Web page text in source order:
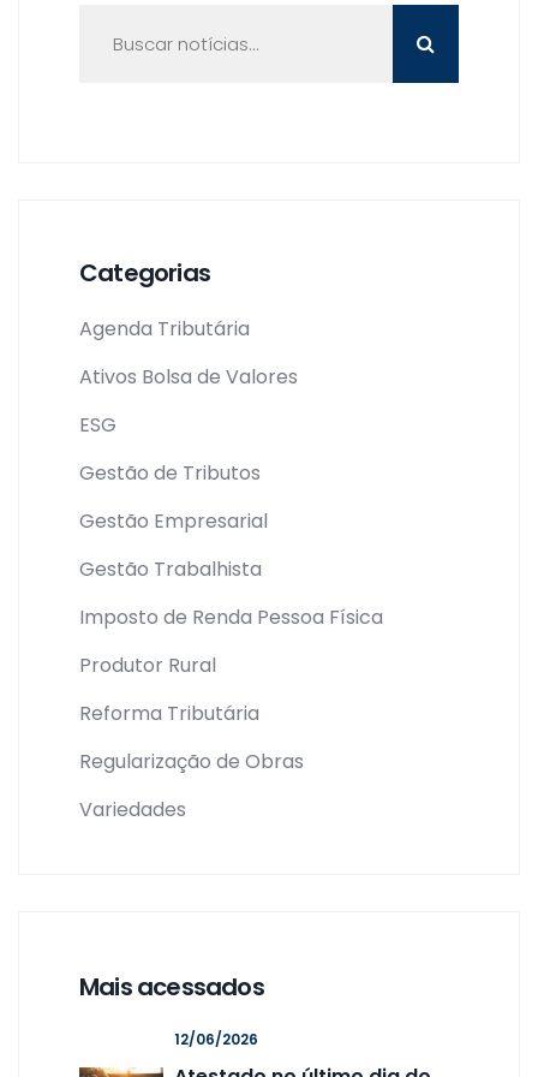
Categorias
Agenda Tributária
Ativos Bolsa de Valores
ESG
Gestão de Tributos
Gestão Empresarial
Gestão Trabalhista
Imposto de Renda Pessoa Física
Produtor Rural
Reforma Tributária
Regularização de Obras
Variedades
Mais acessados
12/06/2026